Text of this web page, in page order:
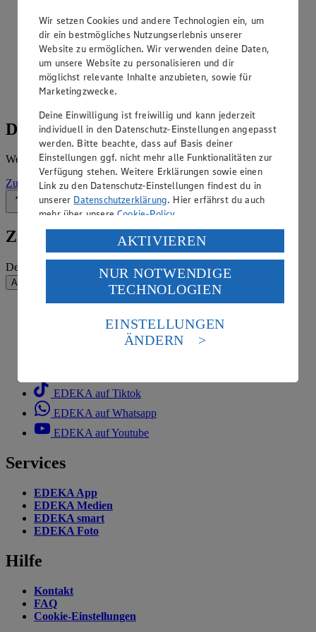
ansehen
Siehe dir die Angebote der Woche deines Marktes im
digitalen Blätterkatalog an.
Prospekt Stroetmann_28 im Browser
Ansehen
Details zum Markt
Weitere Informationen – alles auf einem Blick.
Zur Marktseite
Zurück nach oben
Zum Newsletter anmelden
Deine E-Mail-Adresse (Pflichtfeld)
Absenden
EDEKA auf Instagram
EDEKA auf Tiktok
EDEKA auf Whatsapp
EDEKA auf Youtube
Services
EDEKA App
EDEKA Medien
EDEKA smart
EDEKA Foto
Hilfe
Kontakt
FAQ
Cookie-Einstellungen
Wir setzen Cookies und andere Technologien ein, um
dir ein bestmögliches Nutzungserlebnis unserer
Website zu ermöglichen. Wir verwenden deine Daten,
um unsere Website zu personalisieren und dir
möglichst relevante Inhalte anzubieten, sowie für
Marketingzwecke.
Deine Einwilligung ist freiwillig und kann jederzeit
individuell in den Datenschutz-Einstellungen angepasst
werden. Bitte beachte, dass auf Basis deiner
Einstellungen ggf. nicht mehr alle Funktionalitäten zur
Verfügung stehen. Weitere Erklärungen sowie einen
Link zu den Datenschutz-Einstellungen findest du in
unserer Datenschutzerklärung. Hier erfährst du auch
mehr über unsereCookie-Policy.
Verarbeitung deiner personenbezogenen Daten in den
USA durch Facebook und YouTube:
Wenn du auf „Aktivieren“ klickst, willigst du im Sinne
des Art. 49 Abs. 1 Satz 1 lit. a) DSGVO ein, dass deine
Daten in den USA verarbeitet werden. Der EuGH sieht
die USA als Land mit einem nach europäischen
Standards nicht angemessenen Datenschutzniveau an.
Es besteht das Risiko eines Zugriffs durch US-
Informationen zum Herausgeber der Seite findest du
imImpressum
AKTIVIEREN
NUR NOTWENDIGE
TECHNOLOGIEN
EINSTELLUNGEN
ÄNDERN